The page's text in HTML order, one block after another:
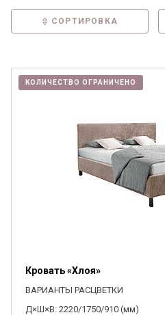
СОРТИРОВКА
КОЛИЧЕСТВО ОГРАНИЧЕНО
Кровать «Хлоя»
ВАРИАНТЫ РАСЦВЕТКИ
Д×Ш×В: 2220/1750/910 (мм)